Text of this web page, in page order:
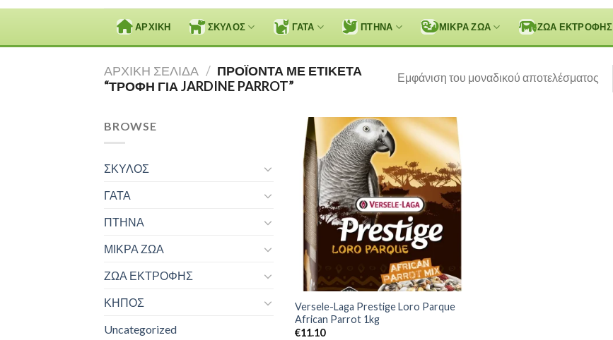
ΑΡΧΙΚΗ ΣΚΥΛΟΣ ΓΑΤΑ ΠΤΗΝΑ ΜΙΚΡΑ ΖΩΑ ΖΩΑ ΕΚΤΡΟΦΗΣ
ΑΡΧΙΚΉ ΣΕΛΊΔΑ / ΠΡΟΪΌΝΤΑ ΜΕ ΕΤΙΚΈΤΑ
“ΤΡΟΦΉ ΓΙΑ JARDINE PARROT”
Εμφάνιση του μοναδικού αποτελέσματος
BROWSE
ΣΚΥΛΟΣ
ΓΑΤΑ
ΠΤΗΝΑ
ΜΙΚΡΑ ΖΩΑ
ΖΩΑ ΕΚΤΡΟΦΗΣ
ΚΗΠΟΣ
Uncategorized
Versele-Laga Prestige Loro Parque
African Parrot 1kg
€11.10